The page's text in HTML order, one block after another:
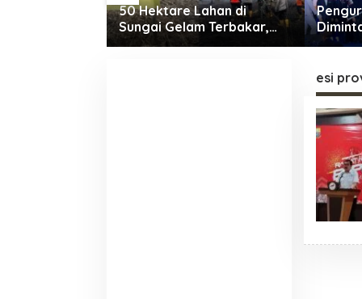
50 Hektare Lahan di
Sungai Gelam Terbakar,
Ratusan Personel dan Tiga
esi